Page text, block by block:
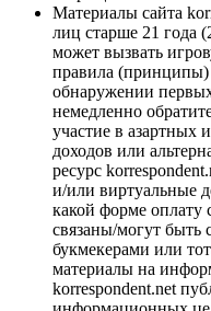
Материалы сайта
лиц старше 21 года
может вызвать
правила
обнаружении
немедленно
участие в азартных
доходов или
ресурс
и/или виртуальные
какой форме оплату
связаны/могут быть
букмекерами или
материалы на
korrespondent.net